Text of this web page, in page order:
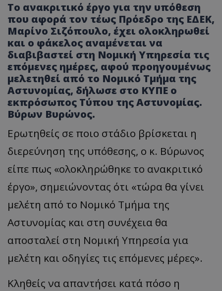
Το ανακριτικό έργο για την υπόθεση
που αφορά τον τέως Πρόεδρο της ΕΔΕΚ,
Μαρίνο Σιζόπουλο, έχει ολοκληρωθεί
και ο φάκελος αναμένεται να
διαβιβαστεί στη Νομική Υπηρεσία τις
επόμενες ημέρες, αφού προηγουμένως
μελετηθεί από το Νομικό Τμήμα της
Αστυνομίας, δήλωσε στο ΚΥΠΕ ο
εκπρόσωπος Τύπου της Αστυνομίας.
Βύρων Βυρώνος.
Ερωτηθείς σε ποιο στάδιο βρίσκεται η
διερεύνηση της υπόθεσης, ο κ. Βύρωνος
είπε πως «ολοκληρώθηκε το ανακριτικό
έργο», σημειώνοντας ότι «τώρα θα γίνει
μελέτη από το Νομικό Τμήμα της
Αστυνομίας και στη συνέχεια θα
αποσταλεί στη Νομική Υπηρεσία για
μελέτη και οδηγίες τις επόμενες μέρες».
Κληθείς να απαντήσει κατά πόσο η